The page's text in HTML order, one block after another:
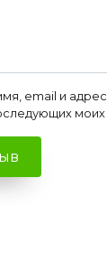
email и